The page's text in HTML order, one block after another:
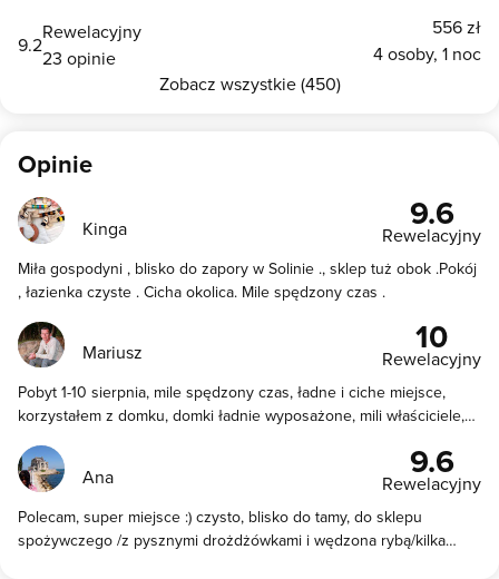
9.2
Rewelacyjny
23 opinie
556 zł
4 osoby, 1 noc
Zobacz wszystkie (450)
Opinie
Kinga 9.6
Rewelacyjny
Miła gospodyni , blisko do zapory w Solinie ., sklep tuż obok .Pokój
, łazienka czyste . Cicha okolica. Mile spędzony czas .
Mariusz 10
Rewelacyjny
Pobyt 1-10 sierpnia, mile spędzony czas, ładne i ciche miejsce,
korzystałem z domku, domki ładnie wyposażone, mili właściciele,
ich odwiedzić. Polecam
Ana 9.6
Rewelacyjny
Polecam, super miejsce :) czysto, blisko do tamy, do sklepu
spożywczego /z pysznymi drożdżówkami i wędzona rybą/kilka